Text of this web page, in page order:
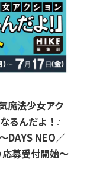
魔法少女アク
るんだよ！』
DAYS NEO／
募受付開始〜